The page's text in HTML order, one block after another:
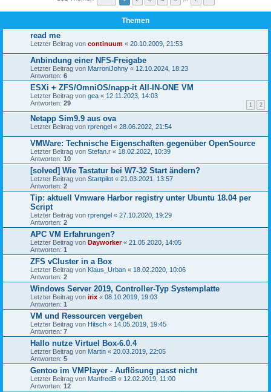
Themen
read me
Letzter Beitrag von continuum « 20.10.2009, 21:53
Anbindung einer NFS-Freigabe
Letzter Beitrag von MarroniJohny « 12.10.2024, 18:23
Antworten: 6
ESXi + ZFS/OmniOS/napp-it All-IN-ONE VM
Letzter Beitrag von gea « 12.11.2023, 14:03
Antworten: 29 1 2
Netapp Sim9.9 aus ova
Letzter Beitrag von rprengel « 28.06.2022, 21:54
VMWare: Technische Eigenschaften gegenüber OpenSource
Letzter Beitrag von Stefan.r « 18.02.2022, 10:39
Antworten: 10
[solved] Wie Tastatur bei W7-32 Start ändern?
Letzter Beitrag von Startpilot « 21.03.2021, 13:57
Antworten: 2
Tip: aktuell Vmware Harbor registry unter Ubuntu 18.04 per
Script
Letzter Beitrag von rprengel « 27.10.2020, 19:29
Antworten: 2
APC VM Erfahrungen?
Letzter Beitrag von Dayworker« 21.05.2020, 14:05
Antworten: 1
ZFS vCluster in a Box
Letzter Beitrag von Klaus_Urban « 18.02.2020, 10:06
Antworten: 2
Windows Server 2019, Controller-Typ Systemplatte
Letzter Beitrag von irix « 08.10.2019, 19:03
Antworten: 1
VM und Ressourcen vergeben
Letzter Beitrag von Hitsch « 14.05.2019, 19:45
Antworten: 7
Hallo nutze Virtuel Box-6.0.4
Letzter Beitrag von Martin « 20.03.2019, 22:05
Antworten: 5
Gentoo im VMPlayer - Auflösung passt nicht
Letzter Beitrag von ManfredB « 12.02.2019, 11:00
Antworten: 12